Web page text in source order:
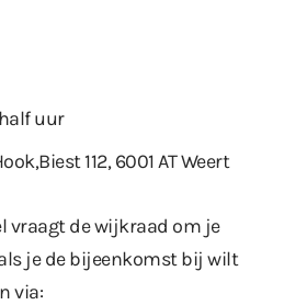
uur
112, 6001 AT Weert
vraagt de wijkraad om je
je de bijeenkomst bij wilt
via: